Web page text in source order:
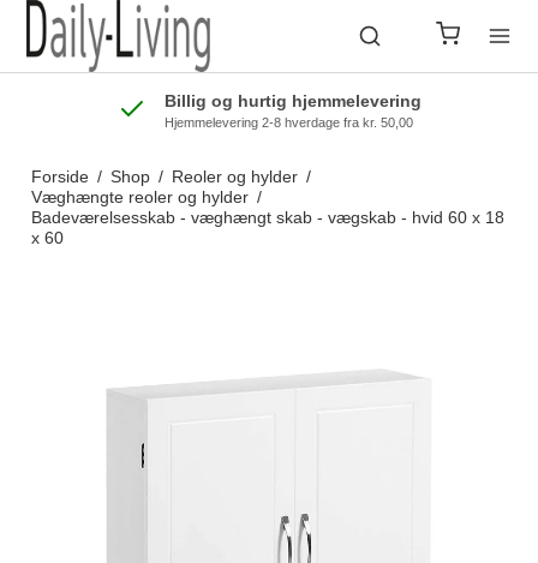
Billig og hurtig hjemmelevering
Hjemmelevering 2-8 hverdage fra kr. 50,00
Forside / Shop / Reoler og hylder /
Væghængte reoler og hylder /
Badeværelsesskab - væghængt skab - vægskab - hvid 60 x 18
x 60